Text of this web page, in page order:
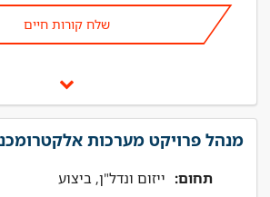
שלח קורות חיים
מנהל פרויקט מערכות
תחום: ייזום ונדל"ן, ביצוע